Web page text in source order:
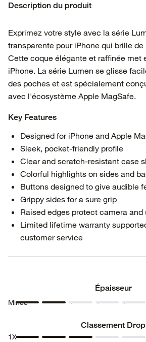
Description du produit
Exprimez votre style avec la série
transparente pour iPhone qui brille
Cette coque élégante et raffinée met
iPhone. La série Lumen se glisse
des poches et est spécialement
avec l'écosystème Apple MagSafe.
Key Features
Designed for iPhone and Apple
Sleek, pocket-friendly profile
Clear and scratch-resistant case
Colorful highlights on sides and
Buttons designed to give audible
Grippy sides for a sure grip
Raised edges protect camera and
Limited lifetime warranty
customer service
Épaisseur
Mince
Épaisseur
Classement Drop
1X